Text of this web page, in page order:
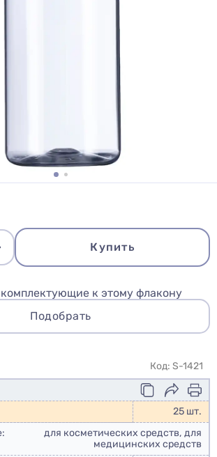
Купить
к этому флакону
Подобрать
Код: S-1421
25 шт.
для косметических средств, для
медицинских средств